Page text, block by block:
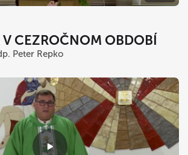
V CEZROČNOM OBDOBÍ
Peter Repko